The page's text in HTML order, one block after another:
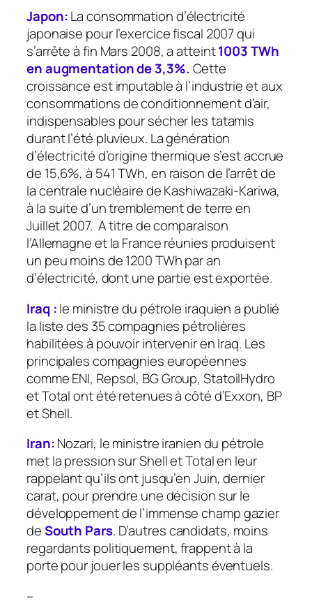
Japon:La consommation d’électricité
japonaise pour l’exercice fiscal 2007 qui
s’arrête à fin Mars 2008, a atteint1003 TWh
en augmentation de 3,3%. Cette
croissance est imputable à l’industrie et aux
consommations de conditionnement d’air,
indispensables pour sécher les tatamis
durant l’été pluvieux. La génération
d’électricité d’origine thermique s’est accrue
de 15,6%, à 541 TWh, en raison de l’arrêt de
la centrale nucléaire de Kashiwazaki-Kariwa,
à la suite d’un tremblement de terre en
Juillet 2007. A titre de comparaison
l’Allemagne et la France réunies produisent
un peu moins de 1200 TWh par an
d’électricité, dont une partie est exportée.
Iraq :le ministre du pétrole iraquien a publié
la liste des 35 compagnies pétrolières
habilitées à pouvoir intervenir en Iraq. Les
principales compagnies européennes
comme ENI, Repsol, BG Group, StatoilHydro
et Total ont été retenues à côté d’Exxon, BP
et Shell.
Iran:Nozari, le ministre iranien du pétrole
met la pression sur Shell et Total en leur
rappelant qu’ils ont jusqu’en Juin, dernier
carat, pour prendre une décision sur le
développement de l’immense champ gazier
deSouth Pars. D’autres candidats, moins
regardants politiquement, frappent à la
porte pour jouer les suppléants éventuels.
–